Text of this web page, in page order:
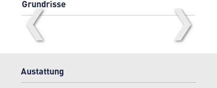
Grundrisse
❮ ❯
Austattung